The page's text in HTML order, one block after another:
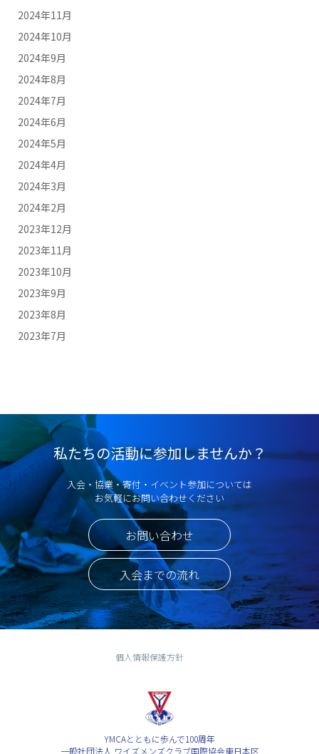
2024年11月
2024年10月
2024年9月
2024年8月
2024年7月
2024年6月
2024年5月
2024年4月
2024年3月
2024年2月
2023年12月
2023年11月
2023年10月
2023年9月
2023年8月
2023年7月
私たちの活動に参加しませんか？
入会・協業・寄付・イベント参加については
お気軽にお問い合わせください
お問い合わせ
入会までの流れ
個人情報保護方針
YMCAとともに歩んで100周年
一般社団法人 ワイズメンズクラブ国際協会東日本区